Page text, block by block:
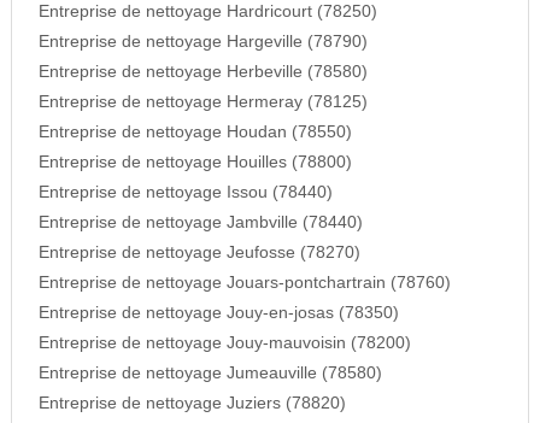
Entreprise de nettoyage Hardricourt (78250)
Entreprise de nettoyage Hargeville (78790)
Entreprise de nettoyage Herbeville (78580)
Entreprise de nettoyage Hermeray (78125)
Entreprise de nettoyage Houdan (78550)
Entreprise de nettoyage Houilles (78800)
Entreprise de nettoyage Issou (78440)
Entreprise de nettoyage Jambville (78440)
Entreprise de nettoyage Jeufosse (78270)
Entreprise de nettoyage Jouars-pontchartrain (78760)
Entreprise de nettoyage Jouy-en-josas (78350)
Entreprise de nettoyage Jouy-mauvoisin (78200)
Entreprise de nettoyage Jumeauville (78580)
Entreprise de nettoyage Juziers (78820)